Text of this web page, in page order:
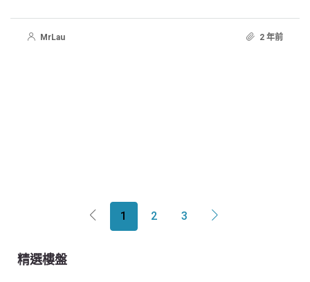
MrLau 2 年前
1 2 3
精選樓盤